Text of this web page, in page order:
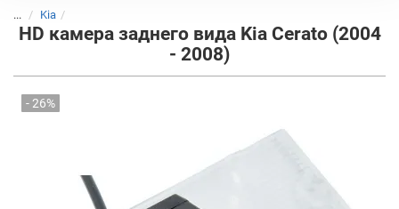
... Kia
HD камера заднего вида Kia Cerato (2004
- 2008)
- 26%